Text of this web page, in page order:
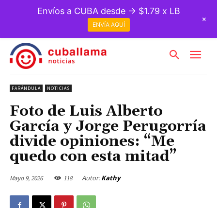
FARÁNDULA NOTICIAS
Foto de Luis Alberto
García y Jorge Perugorría
divide opiniones: “Me
quedo con esta mitad”
Mayo 9, 2026 118 Autor: Kathy
Envíos a CUBA desde → $1.79 x LB
ENVÍA AQUÍ
+